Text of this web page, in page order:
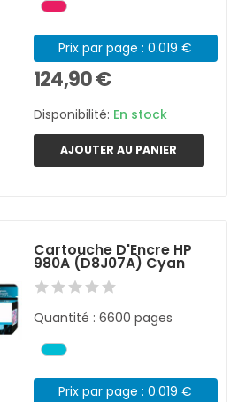
Prix par page : 0.019 €
124,90 €
Disponibilité: En stock
AJOUTER AU PANIER
Cartouche D'Encre HP
980A (D8J07A) Cyan
Quantité : 6600 pages
Prix par page : 0.019 €